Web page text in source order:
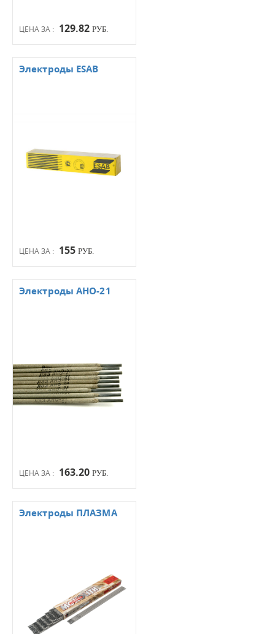
ЦЕНА ЗА : 129.82 РУБ.
ЦЕНА ЗА : 155 РУБ.
Электроды ESAB
ЦЕНА ЗА : 163.20 РУБ.
Электроды АНО-21
Электроды ПЛАЗМА